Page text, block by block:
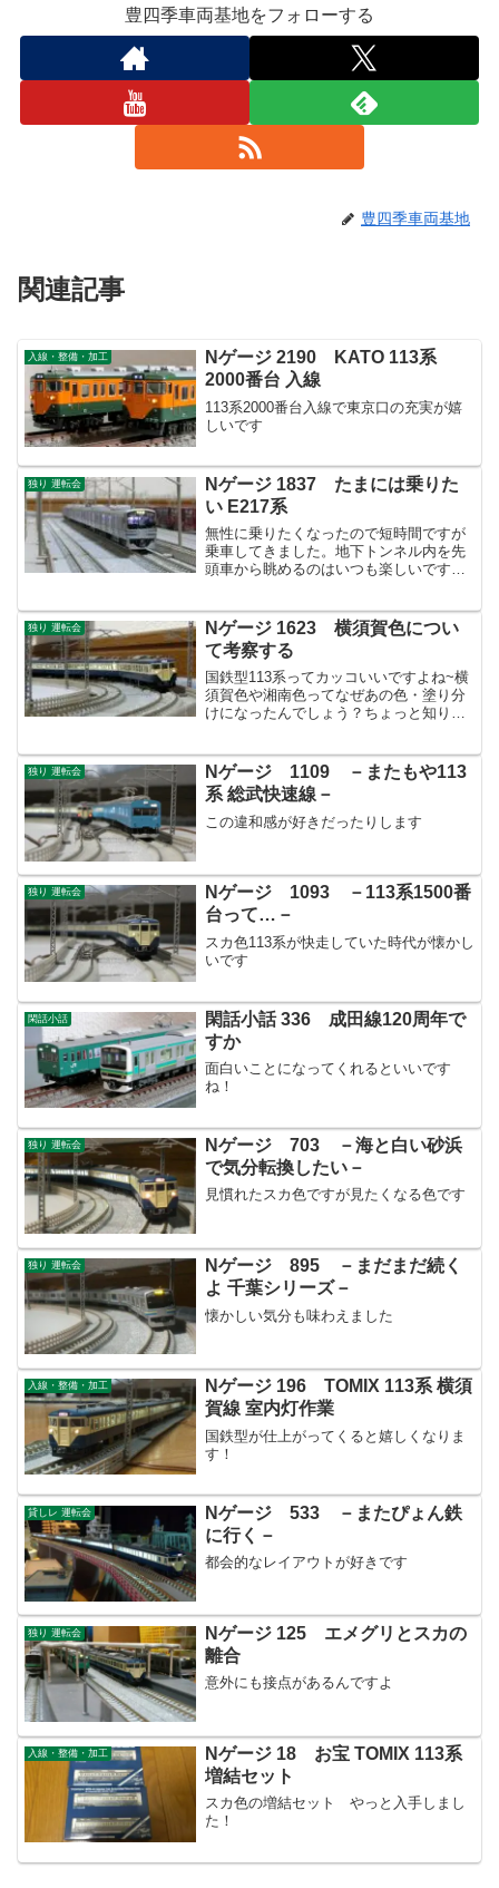
豊四季車両基地をフォローする
豊四季車両基地
関連記事
入線・整備・加工
Nゲージ 2190 KATO 113系
2000番台 入線
113系2000番台入線で東京口の充実が嬉
しいです
独り 運転会
Nゲージ 1837 たまには乗りた
い E217系
無性に乗りたくなったので短時間ですが
乗車してきました。地下トンネル内を先
頭車から眺めるのはいつも楽しいです
独り 運転会
Nゲージ 1623 横須賀色につい
て考察する
国鉄型113系ってカッコいいですよね~横
須賀色や湘南色ってなぜあの色・塗り分
けになったんでしょう？ちょっと知りた
独り 運転会
Nゲージ 1109 －またもや113
系 総武快速線－
この違和感が好きだったりします
独り 運転会
Nゲージ 1093 －113系1500番
台って…－
スカ色113系が快走していた時代が懐かし
いです
閑話小話
閑話小話 336 成田線120周年で
すか
面白いことになってくれるといいです
ね！
独り 運転会
Nゲージ 703 －海と白い砂浜
で気分転換したい－
見慣れたスカ色ですが見たくなる色です
独り 運転会
Nゲージ 895 －まだまだ続く
よ 千葉シリーズ－
懐かしい気分も味わえました
入線・整備・加工
Nゲージ 196 TOMIX 113系 横須
賀線 室内灯作業
国鉄型が仕上がってくると嬉しくなりま
す！
貸しレ 運転会
Nゲージ 533 －またぴょん鉄
に行く－
都会的なレイアウトが好きです
独り 運転会
Nゲージ 125 エメグリとスカの
離合
意外にも接点があるんですよ
入線・整備・加工
Nゲージ 18 お宝 TOMIX 113系
増結セット
スカ色の増結セット やっと入手しまし
た！